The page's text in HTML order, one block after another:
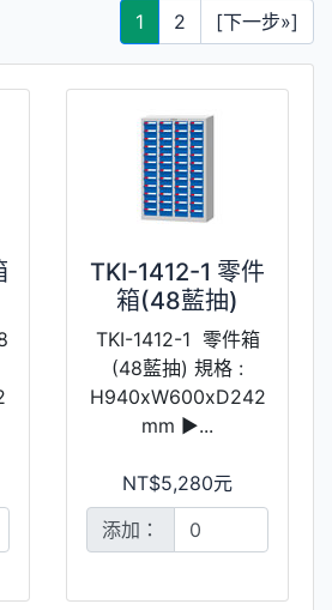
1 2 [下一步»]
TKI-1412-1 零件
箱(48藍抽)
TKI-1412-1 零件箱
(48藍抽) 規格 :
H940xW600xD242
mm ►...
NT$5,280元
添加：